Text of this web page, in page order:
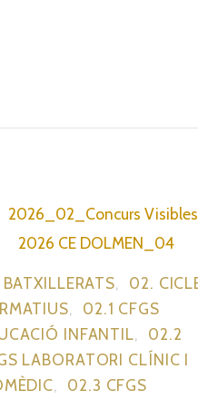
,
02.
,
02.1 CFGS
INFANTIL,
02.2
LABORATORI CLÍNIC I
,
02.3 CFGS